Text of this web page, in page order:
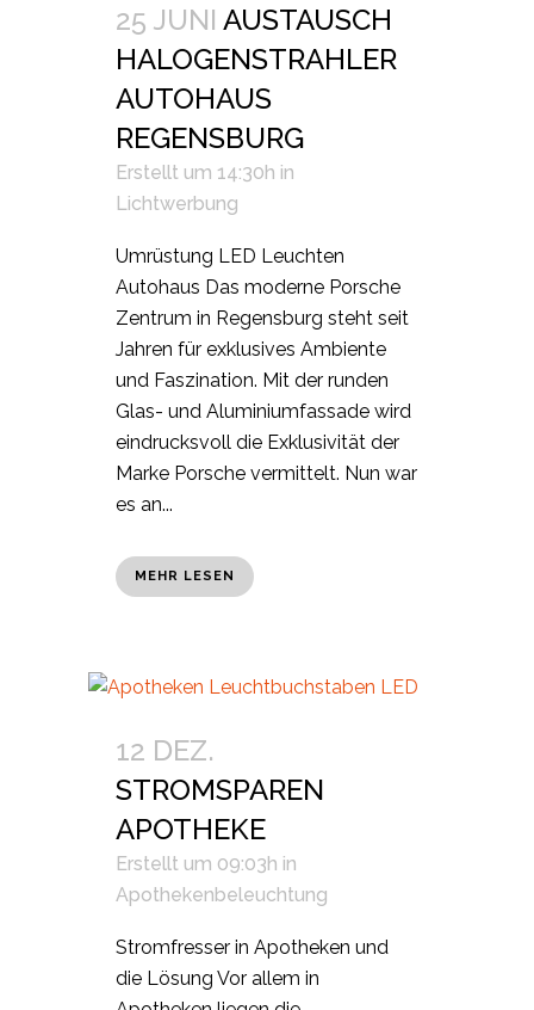
25 JUNI AUSTAUSCH
HALOGENSTRAHLER
AUTOHAUS
REGENSBURG
Erstellt um 14:30h in
Lichtwerbung
Umrüstung LED Leuchten
Autohaus Das moderne Porsche
Zentrum in Regensburg steht seit
Jahren für exklusives Ambiente
und Faszination. Mit der runden
Glas- und Aluminiumfassade wird
eindrucksvoll die Exklusivität der
Marke Porsche vermittelt. Nun war
es an...
MEHR LESEN
12 DEZ.
STROMSPAREN
APOTHEKE
Erstellt um 09:03h in
Apothekenbeleuchtung
Stromfresser in Apotheken und
die Lösung Vor allem in